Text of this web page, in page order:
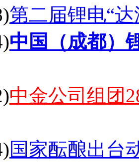
中金公司组团
国家酝酿出台
德国大众、宝